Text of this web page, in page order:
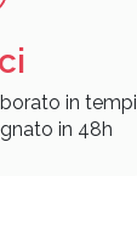
in tempi
in 48h